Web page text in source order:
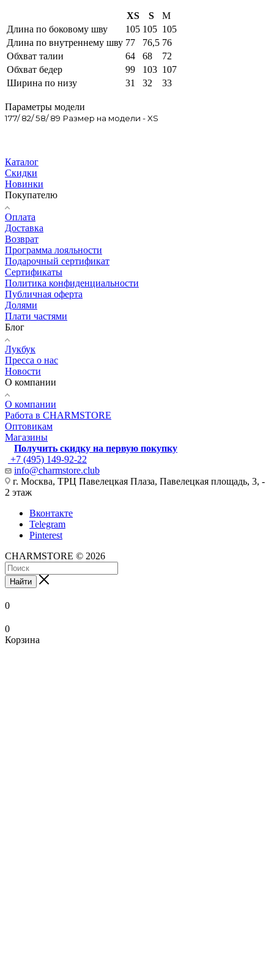
XS S
M
Длина по боковому шву
105 105 105
Длина по внутреннему шву 77 76,5 76
Обхват талии
64 68
72
Обхват бедер
99 103 107
Ширина по низу
31 32 33
Параметры модели
177/ 82/ 58/ 89 Размер на модели - XS
Каталог
Скидки
Новинки
Покупателю
Оплата
Доставка
Возврат
Программа лояльности
Подарочный сертификат
Сертификаты
Политика конфиденциальности
Публичная оферта
Долями
Плати частями
Блог
Лукбук
Пресса о нас
Новости
О компании
О компании
Работа в CHARMSTORE
Оптовикам
Магазины
Получить скидку на первую покупку
+7 (495) 149-92-22
info@charmstore.club
г. Москва, ТРЦ Павелецкая Плаза, Павелецкая площадь, 3, -
2 этаж
Вконтакте
Telegram
Pinterest
CHARMSTORE © 2026
Найти
0
0
Корзина